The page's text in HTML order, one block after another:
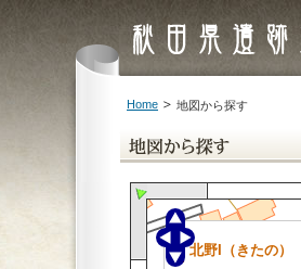
Home 地図から探す
北野I（きたの）